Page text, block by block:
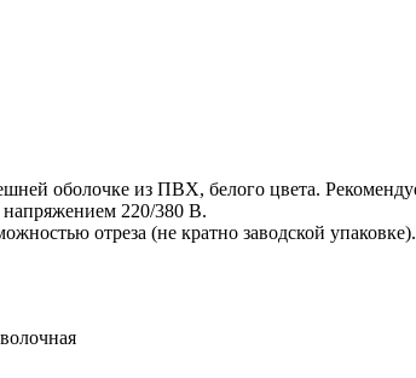
оболочке из ПВХ, белого цвета.
220/380 В.
отреза (не кратно заводской упаковке).